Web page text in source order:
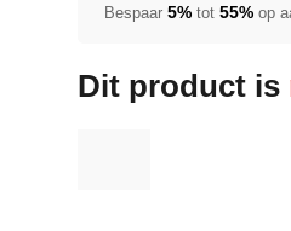
Bespaar 5% tot 55% op
Dit product is